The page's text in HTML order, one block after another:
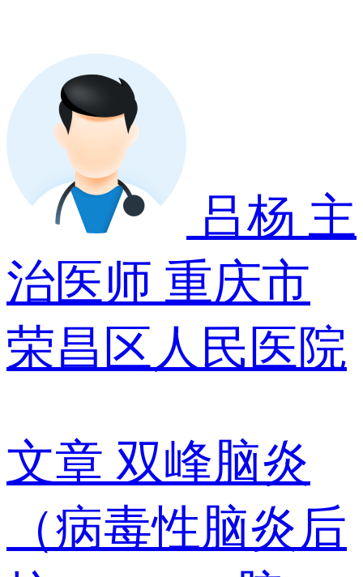
吕杨 主
治医师 重庆市
荣昌区人民医院
文章 双峰脑炎
（病毒性脑炎后